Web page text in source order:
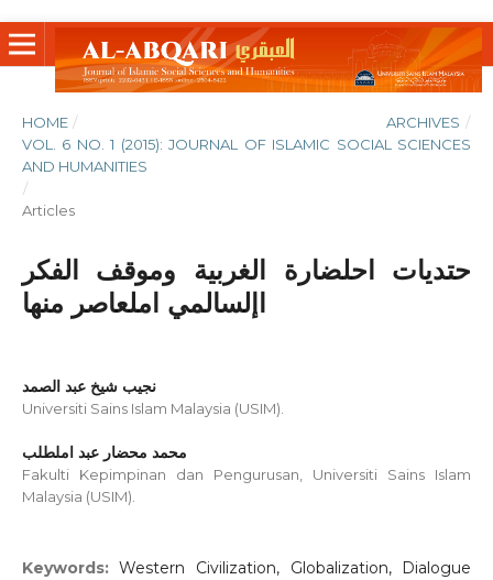
HOME / ARCHIVES /
VOL. 6 NO. 1 (2015): JOURNAL OF ISLAMIC SOCIAL SCIENCES
AND HUMANITIES
/
Articles
حتديات احلضارة الغربية وموقف الفكر
اإلسالمي املعاصر منها
نجيب شيخ عبد الصمد
Universiti Sains Islam Malaysia (USIM).
محمد محضار عبد املطلب
Fakulti Kepimpinan dan Pengurusan, Universiti Sains Islam
Malaysia (USIM).
Keywords:Western Civilization, Globalization, Dialogue